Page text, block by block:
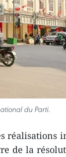
du Parti.
réalisations
de la